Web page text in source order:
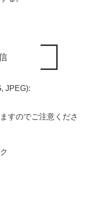
JPEG):
すのでご注意くださ